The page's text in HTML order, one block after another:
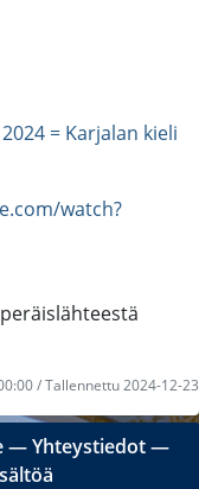
= Karjalan kieli
watch?
/ Tallennettu 2024-12-23
―Yhteystiedot―